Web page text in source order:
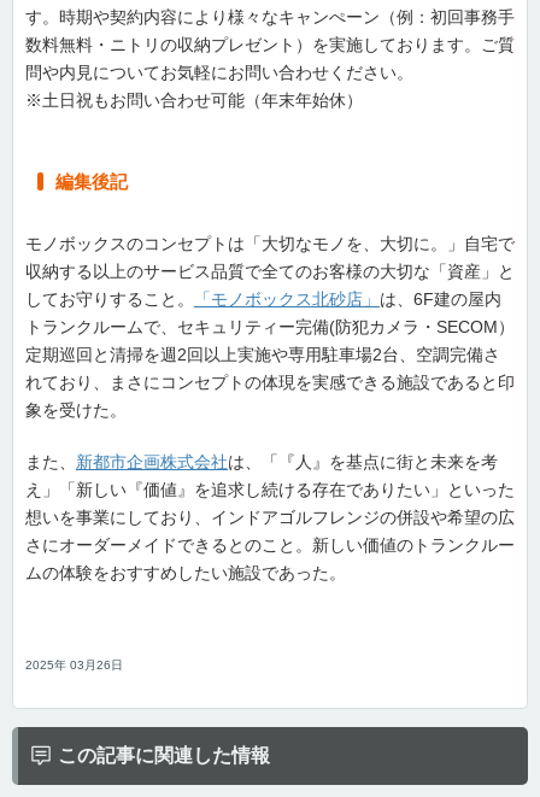
す。時期や契約内容により様々なキャンぺーン（例：初回事務手
数料無料・ニトリの収納プレゼント）を実施しております。ご質
問や内見についてお気軽にお問い合わせください。
※土日祝もお問い合わせ可能（年末年始休）
編集後記
モノボックスのコンセプトは「大切なモノを、大切に。」自宅で
収納する以上のサービス品質で全てのお客様の大切な「資産」と
してお守りすること。
「モノボックス北砂店」 は、6F建の屋内
トランクルームで、セキュリティー完備(防犯カメラ・SECOM）
定期巡回と清掃を週2回以上実施や専用駐車場2台、空調完備さ
れており、まさにコンセプトの体現を実感できる施設であると印
象を受けた。
また、 新都市企画株式会社は、「『人』を基点に街と未来を考
え」「新しい『価値』を追求し続ける存在でありたい」といった
想いを事業にしており、インドアゴルフレンジの併設や希望の広
さにオーダーメイドできるとのこと。新しい価値のトランクルー
ムの体験をおすすめしたい施設であった。
2025年 03月26日
この記事に関連した情報